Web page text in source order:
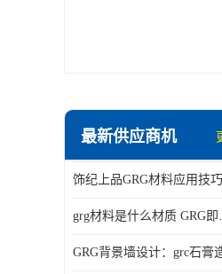
最新供应商机
grg材